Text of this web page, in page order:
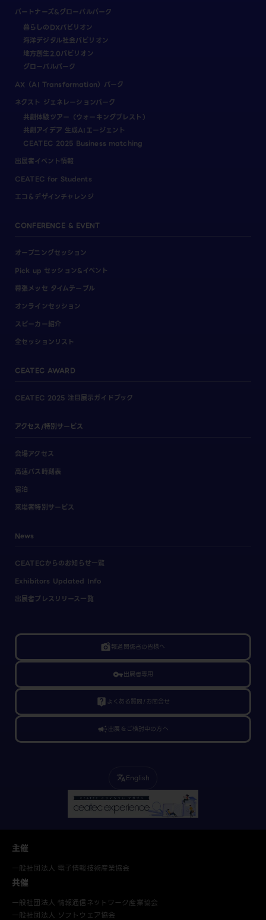
パートナーズ&グローバルパーク
暮らしのDXパビリオン
海洋デジタル社会パビリオン
地方創生2.0パビリオン
グローバルパーク
AX（AI Transformation）パーク
ネクスト ジェネレーションパーク
共創体験ツアー（ウォーキングブレスト）
共創アイデア 生成AIエージェント
CEATEC 2025 Business matching
出展者イベント情報
CEATEC for Students
エコ＆デザインチャレンジ
CONFERENCE & EVENT
オープニングセッション
Pick up セッション&イベント
幕張メッセ タイムテーブル
オンラインセッション
スピーカー紹介
全セッションリスト
CEATEC AWARD
CEATEC 2025 注目展示ガイドブック
アクセス/特別サービス
会場アクセス
高速バス時刻表
宿泊
来場者特別サービス
News
CEATECからのお知らせ一覧
Exhibitors Updated Info
出展者プレスリリース一覧
linked_camera報道関係者の皆様へ
vpn_key出展者専用
live_help よくある質問/お問合せ
campaign出展をご検討中の方へ
translateEnglish
主催
一般社団法人 電子情報技術産業協会
共催
一般社団法人 情報通信ネットワーク産業協会
一般社団法人 ソフトウェア協会